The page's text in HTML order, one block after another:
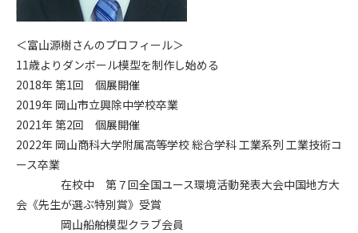
＜富山源樹さんのプロフィール＞
11歳よりダンボール模型を制作し始める
2018年 第1回 個展開催
2019年 岡山市立興除中学校卒業
2021年 第2回 個展開催
2022年 岡山商科大学附属高等学校 総合学科 工業系列 工業技術コ
ース卒業
在校中 第７回全国ユース環境活動発表大会中国地方大
会《先生が選ぶ特別賞》受賞
岡山船舶模型クラブ会員